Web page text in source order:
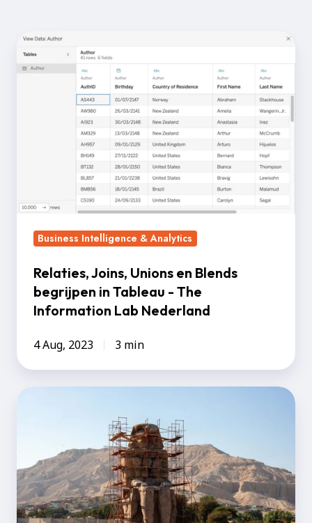
Relaties,
Joins,
The
Information
Nederland
Business Intelligence & Analytics
Relaties, Joins, Unions en Blends
begrijpen in Tableau - The
Information Lab Nederland
4 Aug, 2023 3 min
Blend
Tableau
Desktop
-2